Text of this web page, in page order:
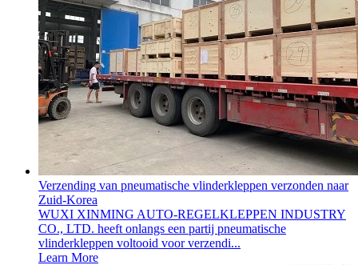
Verzending van pneumatische vlinderkleppen verzonden naar
Zuid-Korea
WUXI XINMING AUTO-REGELKLEPPEN INDUSTRY
CO., LTD. heeft onlangs een partij pneumatische
vlinderkleppen voltooid voor verzendi...
Learn More